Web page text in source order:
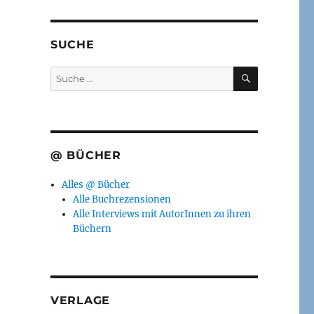
SUCHE
Suche
nach:
SUCHEN
@ BÜCHER
Alles @ Bücher
Alle Buchrezensionen
Alle Interviews mit AutorInnen zu ihren
Büchern
VERLAGE